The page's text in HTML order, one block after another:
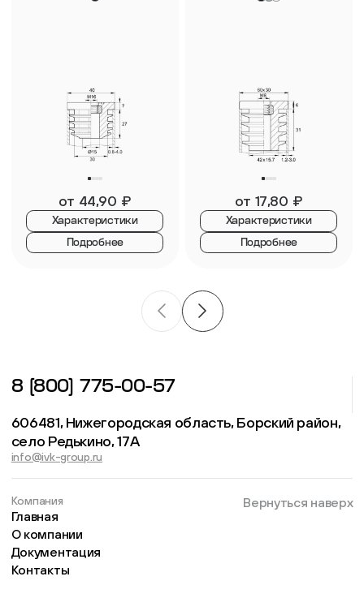
от 44,90 ₽
Характеристики
Подробнее
от 17,80 ₽
Характеристики
Подробнее
8 (800) 775-00-57
606481, Нижегородская область, Борский район,
село Редькино, 17А
info@ivk-group.ru
Компания
Главная
О компании
Документация
Контакты
Вернуться наверх